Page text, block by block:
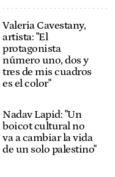
Valeria Cavestany,
artista: "El
protagonista
número uno, dos y
tres de mis cuadros
es el color"
Nadav Lapid: "Un
boicot cultural no
va a cambiar la vida
de un solo palestino"